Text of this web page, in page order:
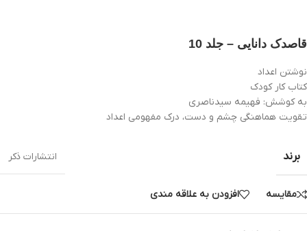
قاصدک دانایی – جلد 10
نوشتن اعداد
کتاب کار کودک
به کوشش: فهیمه سیدناصری
تقویت هماهنگی چشم و دست، درک مفهومی اعداد
برند انتشارات ذکر
مقایسه افزودن به علاقه مندی